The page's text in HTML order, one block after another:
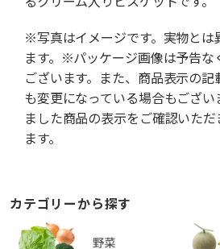
※写真はイメージです。実物とは
ます。※パッケージ画像は予告な
ございます。また、商品表示の
も変更になっている場合もござい
ました商品の表示をご確認いた
ます。
カテゴリーから探す